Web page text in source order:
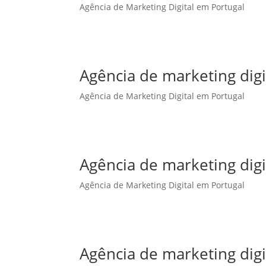
Agência de Marketing Digital em Portugal
Agência de marketing
Agência de Marketing Digital em Portugal
Agência de marketing
Agência de Marketing Digital em Portugal
Agência de marketing